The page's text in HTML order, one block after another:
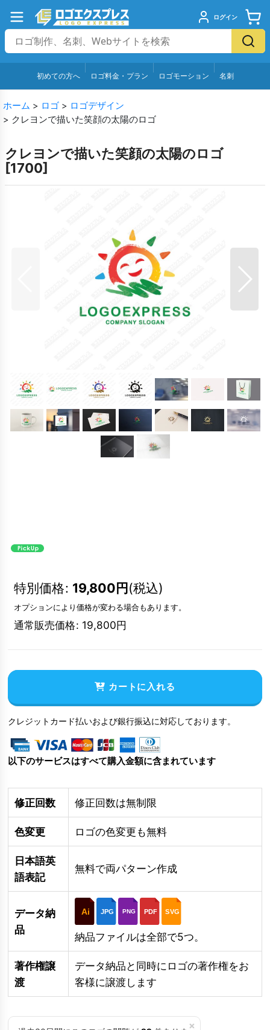
ログイン
初めての方へ ロゴ料金・プラン ロゴモーション 名刺
ホーム > ロゴ > ロゴデザイン
> クレヨンで描いた笑顔の太陽のロゴ
クレヨンで描いた笑顔の太陽のロゴ
[1700]
特別価格: 19,800円(税込)
オプションにより価格が変わる場合もあります。
通常販売価格: 19,800円
カートに入れる
クレジットカード払いおよび銀行振込に対応しております。
以下のサービスはすべて購入金額に含まれています
修正回数 修正回数は無制限
色変更 ロゴの色変更も無料
日本語英
語表記
無料で両パターン作成
データ納
品
Ai JPG PNG PDF SVG
納品ファイルは全部で5つ。
著作権譲
渡
データ納品と同時にロゴの著作権をお
客様に譲渡します
×